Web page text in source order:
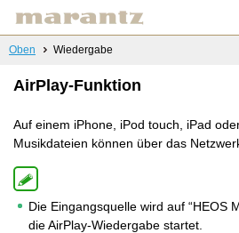
Oben Wiedergabe
AirPlay-Funktion
Auf einem iPhone, iPod touch, iPad
Musikdateien können über das
Die Eingangsquelle wird auf “HEOS
die AirPlay-Wiedergabe startet.